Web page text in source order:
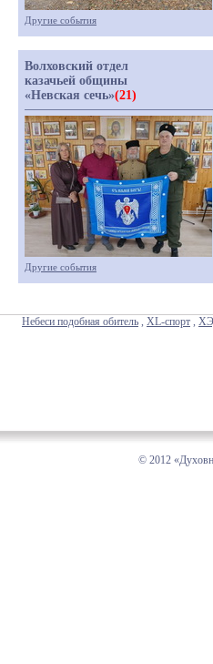
Другие события
Волховский отдел
казачьей общины
«Невская сечь»(21)
Другие события
Небеси подобная обитель , XL-спорт ,
© 2012